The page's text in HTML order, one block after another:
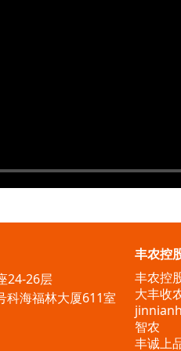
24-26层
科海福林大厦611室
丰农控
丰农控
大丰收
智农
丰诚上